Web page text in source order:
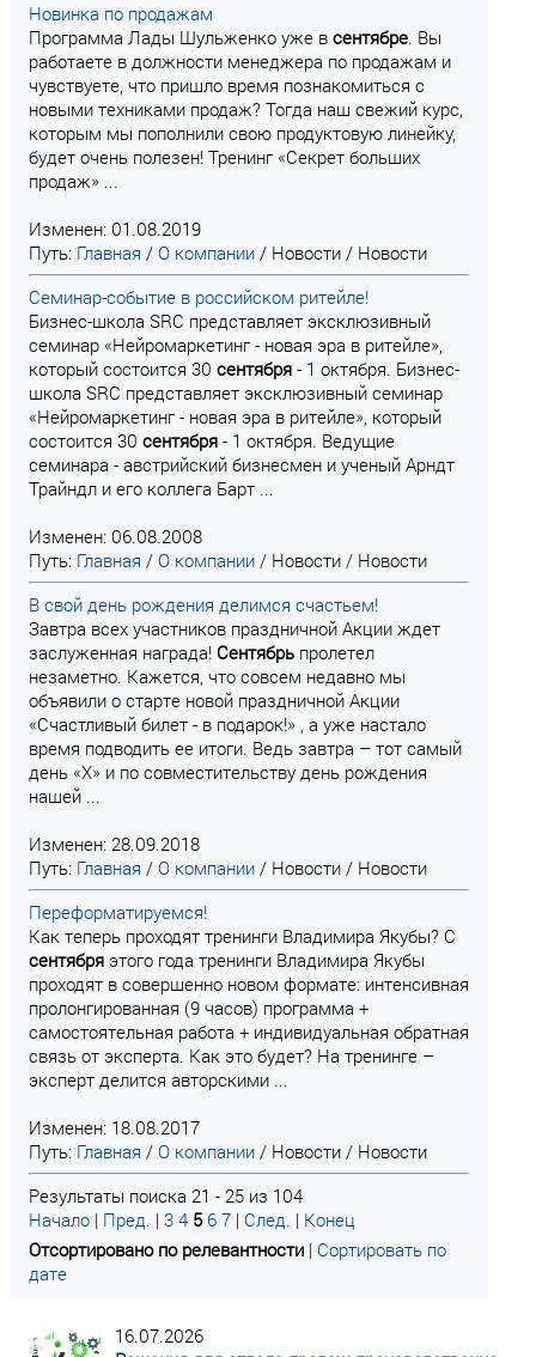
Новинка по продажам
Программа Лады Шульженко уже в сентябре. Вы
работаете в должности менеджера по продажам и
чувствуете, что пришло время познакомиться с
новыми техниками продаж? Тогда наш свежий курс,
которым мы пополнили свою продуктовую линейку,
будет очень полезен! Тренинг «Секрет больших
продаж» ...
Изменен: 01.08.2019
Путь: Главная / О компании / Новости / Новости
Семинар-событие в российском ритейле!
Бизнес-школа SRC представляет эксклюзивный
семинар «Нейромаркетинг - новая эра в ритейле»,
который состоится 30 сентября - 1 октября. Бизнес-
школа SRC представляет эксклюзивный семинар
«Нейромаркетинг - новая эра в ритейле», который
состоится 30 сентября - 1 октября. Ведущие
семинара - австрийский бизнесмен и ученый Арндт
Трайндл и его коллега Барт ...
Изменен: 06.08.2008
Путь: Главная / О компании / Новости / Новости
В свой день рождения делимся счастьем!
Завтра всех участников праздничной Акции ждет
заслуженная награда! Сентябрь пролетел
незаметно. Кажется, что совсем недавно мы
объявили о старте новой праздничной Акции
«Счастливый билет - в подарок!» , а уже настало
время подводить ее итоги. Ведь завтра – тот самый
день «Х» и по совместительству день рождения
нашей ...
Изменен: 28.09.2018
Путь: Главная / О компании / Новости / Новости
Переформатируемся!
Как теперь проходят тренинги Владимира Якубы? С
сентября этого года тренинги Владимира Якубы
проходят в совершенно новом формате: интенсивная
пролонгированная (9 часов) программа +
самостоятельная работа + индивидуальная обратная
связь от эксперта. Как это будет? На тренинге –
эксперт делится авторскими ...
Изменен: 18.08.2017
Путь: Главная / О компании / Новости / Новости
Результаты поиска 21 - 25 из 104
Начало | Пред. | 3 4 5 6 7 | След. | Конец
Отсортировано по релевантности | Сортировать по
дате
16.07.2026